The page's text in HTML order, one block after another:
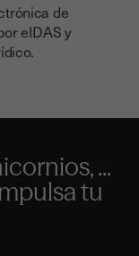
de
eIDAS y
...
tu